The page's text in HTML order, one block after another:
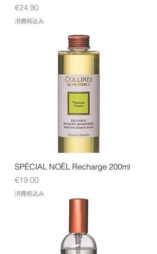
価格
€24.90
消費税込み
SPÉCIAL NOËL Recharge 200ml
価格
€19.00
消費税込み